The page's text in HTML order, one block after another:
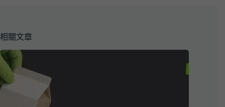
相關文章